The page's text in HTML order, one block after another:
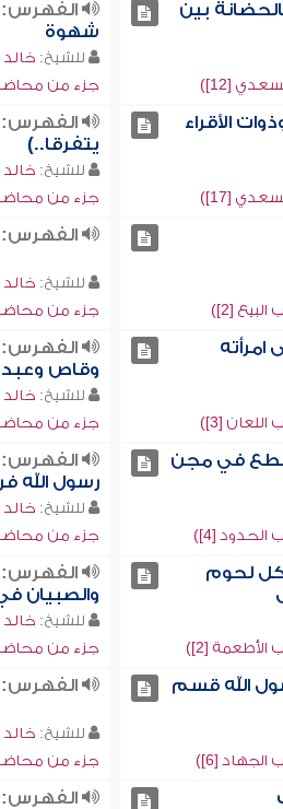
بين
[12])
الفهرس:
شهوة
للشيخ:
جزء من
الأقراء
[17])
الفهرس:
يتفرقا..)
للشيخ:
جزء من
[2])
الفهرس:
للشيخ:
جزء من
[3])
الفهرس:
وقاص
للشيخ:
جزء من
قطع في مجن
[4])
الفهرس:
رسول الله
للشيخ:
جزء من
لحوم
[2])
الفهرس:
والصبيان
للشيخ:
جزء من
الله قسم
[6])
الفهرس:
للشيخ:
جزء من
الفهرس: